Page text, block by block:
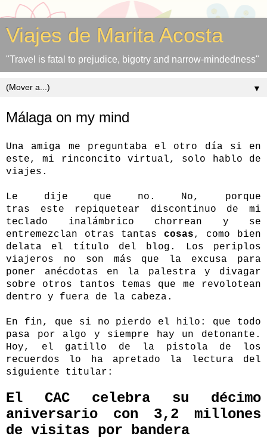
Viajes de Marita Acosta
"Travel is fatal to prejudice, bigotry and narrow-mindedness"
▼
Málaga on my mind
Una amiga me preguntaba el otro día si en
este, mi rinconcito virtual, solo hablo de
viajes.
Le dije que no. No, porque
tras este repiquetear discontinuo de mi
teclado inalámbrico chorrean y se
entremezclan otras tantas cosas, como bien
delata el título del blog. Los periplos
viajeros no son más que la excusa para
poner anécdotas en la palestra y divagar
sobre otros tantos temas que me revolotean
dentro y fuera de la cabeza.
En fin, que si no pierdo el hilo: que todo
pasa por algo y siempre hay un detonante.
Hoy, el gatillo de la pistola de los
recuerdos lo ha apretado la lectura del
siguiente titular:
El CAC celebra su décimo
aniversario con 3,2 millones
de visitas por bandera